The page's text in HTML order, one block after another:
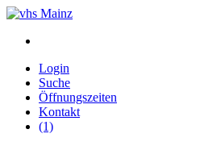
Login
Suche
Öffnungszeiten
Kontakt
(1)